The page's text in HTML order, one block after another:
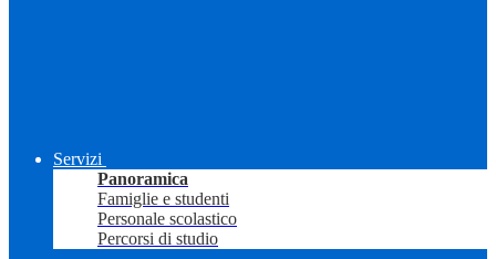
Servizi
Panoramica
Famiglie e studenti
Personale scolastico
Percorsi di studio